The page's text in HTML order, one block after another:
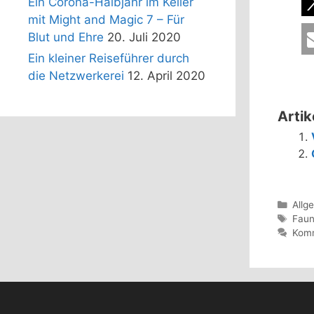
Faun
mit Might and Magic 7 – Für
Blut und Ehre 20. Juli 2020
Ein kleiner Reiseführer durch
die Netzwerkerei 12. April 2020